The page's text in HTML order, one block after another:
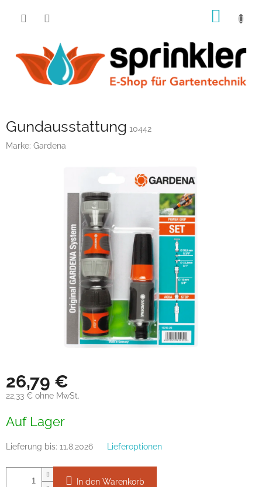
Gundausstattung 10442
Marke: Gardena
26,79 €
22,33 € ohne MwSt.
Auf Lager
Lieferung bis: 11.8.2026 Lieferoptionen
In den Warenkorb